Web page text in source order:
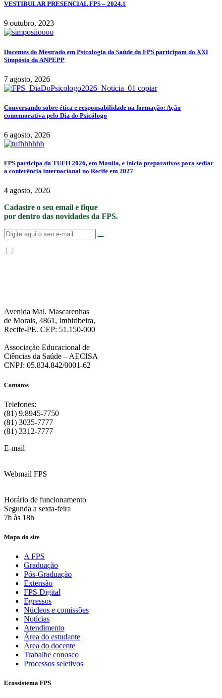
VESTIBULAR PRESENCIAL FPS – 2024.1
9 outubro, 2023
Docentes do Mestrado em Psicologia da Saúde da FPS participam do XXI
Simpósio da ANPEPP
7 agosto, 2026
Conversando sobre ética e responsabilidade na formação: Ação
comemorativa pelo Dia do Psicólogo
6 agosto, 2026
FPS participa da TUFH 2026, em Manila, e inicia preparativos para sediar
a conferência internacional no Recife em 2027
4 agosto, 2026
Cadastre o seu email e fique
por dentro das novidades da FPS.
Avenida Mal. Mascarenhas
de Morais, 4861, Imbiribeira,
Recife-PE. CEP: 51.150-000
Associação Educacional de
Ciências da Saúde – AECISA
CNPJ: 05.834.842/0001-62
Contatos
Telefones:
(81) 9.8945-7750
(81) 3035-7777
(81) 3312-7777
E-mail
Webmail FPS
Horário de funcionamento
Segunda a sexta-feira
7h às 18h
Mapa do site
A FPS
Graduação
Pós-Graduação
Extensão
FPS Digital
Egressos
Núcleos e comissões
Notícias
Atendimento
Área do estudante
Área do docente
Trabalhe conosco
Processos seletivos
Ecossistema FPS